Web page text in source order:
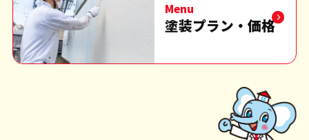
Menu
塗装プラン・価格